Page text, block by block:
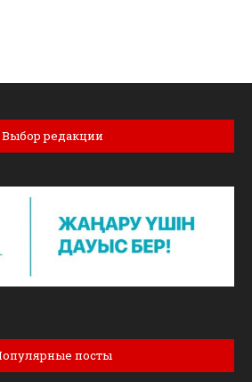
Выбор редакции
посты